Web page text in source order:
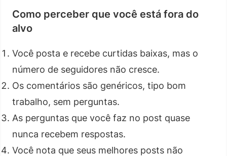
Como perceber que você está fora do
alvo
Você posta e recebe curtidas baixas, mas o
número de seguidores não cresce.
Os comentários são genéricos, tipo bom
trabalho, sem perguntas.
As perguntas que você faz no post quase
nunca recebem respostas.
Você nota que seus melhores posts não